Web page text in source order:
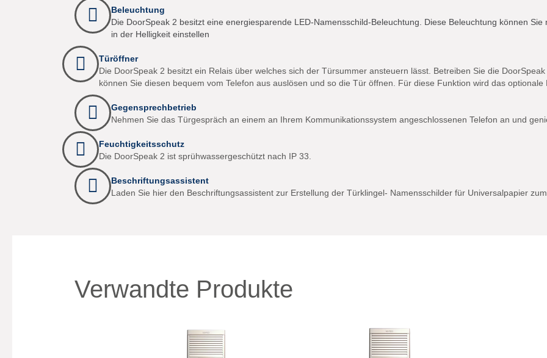
Beleuchtung
Die DoorSpeak 2 besitzt eine energiesparende LED-Namensschild-Beleuchtung. Diese Beleuchtung können
in der Helligkeit einstellen
Türöffner
Die DoorSpeak 2 besitzt ein Relais über welches sich der Türsummer ansteuern lässt. Betreiben Sie die
können Sie diesen bequem vom Telefon aus auslösen und so die Tür öffnen. Für diese Funktion wird das optionale
Gegensprechbetrieb
Nehmen Sie das Türgespräch an einem an Ihrem Kommunikationssystem angeschlossenen Telefon an und
Feuchtigkeitsschutz
Die DoorSpeak 2 ist sprühwassergeschützt nach IP 33.
Beschriftungsassistent
Laden Sie hier den Beschriftungsassistent zur Erstellung der Türklingel- Namensschilder für Universalpapier
Verwandte Produkte